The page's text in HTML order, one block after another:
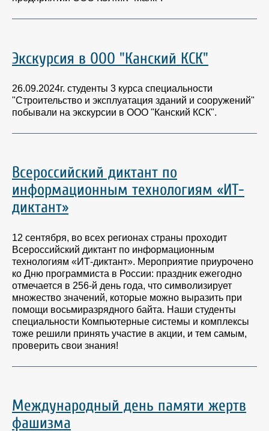
Экскурсия в ООО "Канский КСК"
26.09.2024г. студенты 3 курса специальности
"Строительство и эксплуатация зданий и сооружений"
побывали на экскурсии в ООО "Канский КСК".
Всероссийский диктант по
информационным технологиям «ИТ-
диктант»
12 сентября, во всех регионах страны проходит
Всероссийский диктант по информационным
технологиям «ИТ-диктант». Мероприятие приурочено
ко Дню программиста в России: праздник ежегодно
отмечается в 256-й день года, что символизирует
множество значений, которые можно выразить при
помощи восьмиразрядного байта. Наши студенты
специальности Компьютерные системы и комплексы
тоже решили принять участие в акции, и тем самым,
проверить свои знания!
Международный день памяти жертв
фашизма